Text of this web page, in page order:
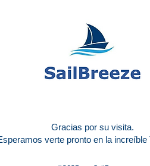
Gracias por su visita.
verte pronto en la increíble